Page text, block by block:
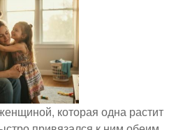
которая одна растит